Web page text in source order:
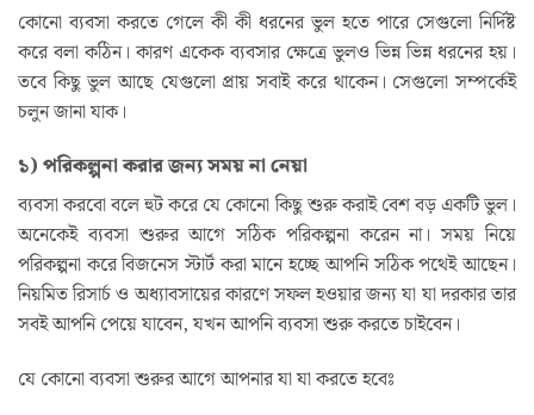
কোনো ব্যবসা করতে গেলে কী কী ধরনের ভুল হতে পারে সেগুলো নির্দিষ্ট
করে বলা কঠিন। কারণ একেক ব্যবসার ক্ষেত্রে ভুলও ভিন্ন ভিন্ন ধরনের হয়।
তবে কিছু ভুল আছে যেগুলো প্রায় সবাই করে থাকেন। সেগুলো সম্পর্কেই
চলুন জানা যাক।
১) পরিকল্পনা করার জন্য সময় না নেয়া
ব্যবসা করবো বলে হুট করে যে কোনো কিছু শুরু করাই বেশ বড় একটি ভুল।
অনেকেই ব্যবসা শুরুর আগে সঠিক পরিকল্পনা করেন না। সময় নিয়ে
পরিকল্পনা করে বিজনেস স্টার্ট করা মানে হচ্ছে আপনি সঠিক পথেই আছেন।
নিয়মিত রিসার্চ ও অধ্যাবসায়ের কারণে সফল হওয়ার জন্য যা যা দরকার তার
সবই আপনি পেয়ে যাবেন, যখন আপনি ব্যবসা শুরু করতে চাইবেন।
যে কোনো ব্যবসা শুরুর আগে আপনার যা যা করতে হবেঃ